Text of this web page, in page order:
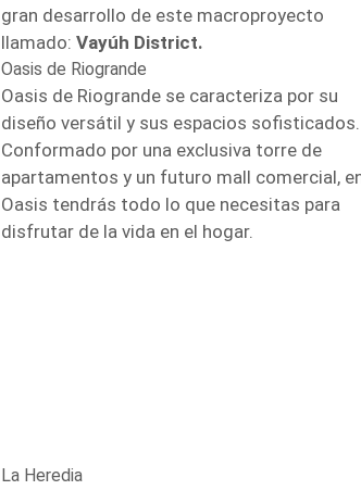
gran desarrollo de este macroproyecto
llamado: Vayúh District.
Oasis de Riogrande
Oasis de Riogrande se caracteriza por su
diseño versátil y sus espacios sofisticados.
Conformado por una exclusiva torre de
apartamentos y un futuro mall comercial,
Oasis tendrás todo lo que necesitas para
disfrutar de la vida en el hogar.
La Heredia